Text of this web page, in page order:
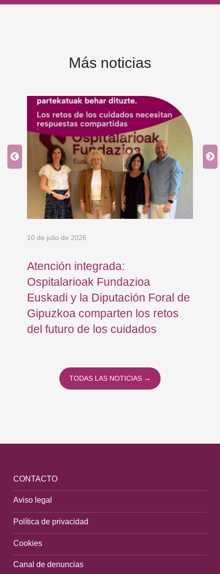
Más noticias
10 de julio de 2026
Atención integrada:
Ospitalarioak Fundazioa
Euskadi y la Diputación Foral de
Gipuzkoa comparten los retos
del futuro de los cuidados
TODAS LAS NOTICIAS →
CONTACTO
Aviso legal
Política de privacidad
Cookies
Canal de denuncias